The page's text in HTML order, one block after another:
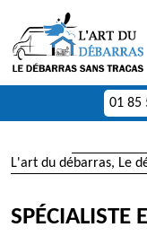
01 85
L'art du débarras, Le
SPÉCIALISTE